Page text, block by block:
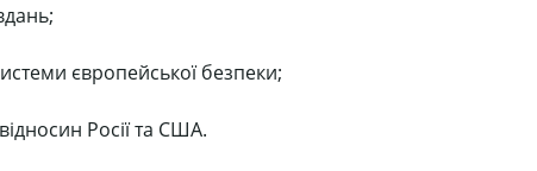
європейської безпеки;
Росії та США.